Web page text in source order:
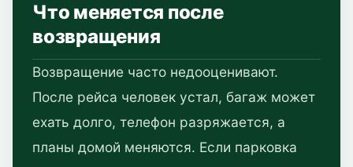
Что меняется после
возвращения
Возвращение часто недооценивают.
После рейса человек устал, багаж может
ехать долго, телефон разряжается, а
планы домой меняются. Если парковка